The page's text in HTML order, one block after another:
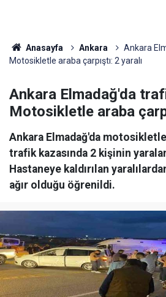
Anasayfa Ankara
Ankara
Motosikletle araba çarpıştı: 2 yaralı
Ankara Elmadağ'da
Motosikletle araba
Ankara Elmadağ'da motosikletle
trafik kazasında 2 kişinin
Hastaneye kaldırılan
ağır olduğu öğrenildi.